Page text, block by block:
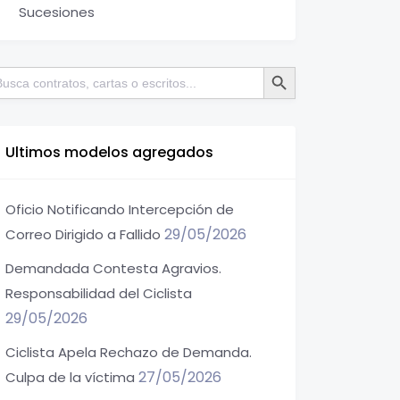
Sucesiones
Botón de búsqueda
Ultimos modelos agregados
Oficio Notificando Intercepción de
Correo Dirigido a Fallido 29/05/2026
Demandada Contesta Agravios.
Responsabilidad del Ciclista
29/05/2026
Ciclista Apela Rechazo de Demanda.
Culpa de la víctima 27/05/2026